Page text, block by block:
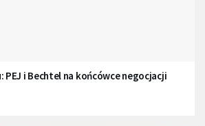
PEJ i Bechtel na końcówce negocjacji